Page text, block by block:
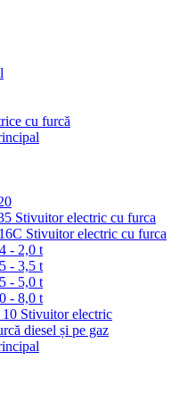
cu furcă
Stivuitor electric cu furca
Stivuitor electric cu furca
- 2,0 t
- 3,5 t
- 5,0 t
- 8,0 t
Stivuitor electric
diesel și pe gaz